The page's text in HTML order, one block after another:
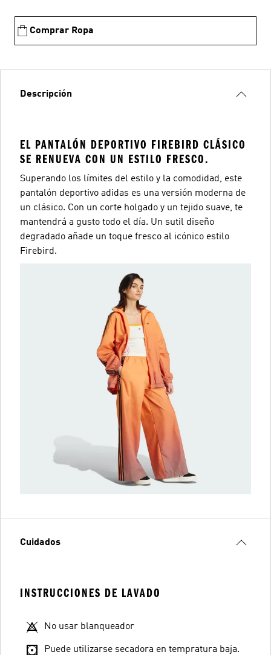
Comprar Ropa
Descripción
EL PANTALÓN DEPORTIVO FIREBIRD CLÁSICO
SE RENUEVA CON UN ESTILO FRESCO.
Superando los límites del estilo y la comodidad, este
pantalón deportivo adidas es una versión moderna de
un clásico. Con un corte holgado y un tejido suave, te
mantendrá a gusto todo el día. Un sutil diseño
degradado añade un toque fresco al icónico estilo
Firebird.
Cuidados
INSTRUCCIONES DE LAVADO
No usar blanqueador
Puede utilizarse secadora en tempratura baja.